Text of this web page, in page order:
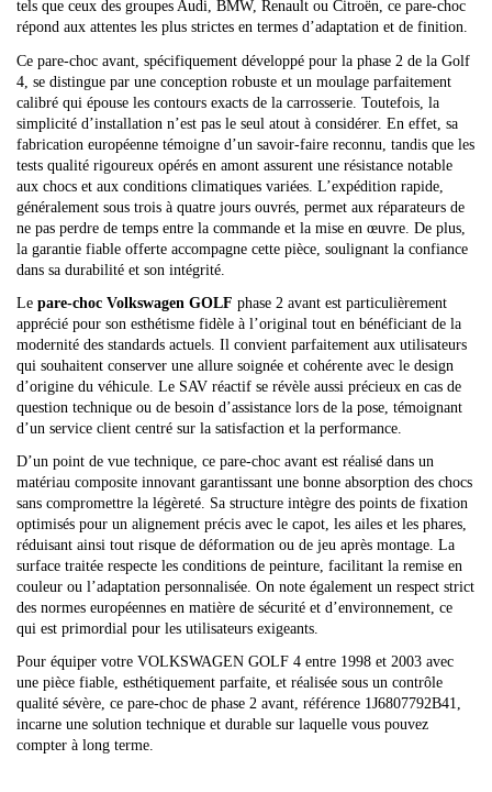
tels que ceux des groupes Audi, BMW, Renault ou Citroën, ce pare-choc
répond aux attentes les plus strictes en termes d’adaptation et de finition.
Ce pare-choc avant, spécifiquement développé pour la phase 2 de la Golf
4, se distingue par une conception robuste et un moulage parfaitement
calibré qui épouse les contours exacts de la carrosserie. Toutefois, la
simplicité d’installation n’est pas le seul atout à considérer. En effet, sa
fabrication européenne témoigne d’un savoir-faire reconnu, tandis que les
tests qualité rigoureux opérés en amont assurent une résistance notable
aux chocs et aux conditions climatiques variées. L’expédition rapide,
généralement sous trois à quatre jours ouvrés, permet aux réparateurs de
ne pas perdre de temps entre la commande et la mise en œuvre. De plus,
la garantie fiable offerte accompagne cette pièce, soulignant la confiance
dans sa durabilité et son intégrité.
Le pare-choc Volkswagen GOLF phase 2 avant est particulièrement
apprécié pour son esthétisme fidèle à l’original tout en bénéficiant de la
modernité des standards actuels. Il convient parfaitement aux utilisateurs
qui souhaitent conserver une allure soignée et cohérente avec le design
d’origine du véhicule. Le SAV réactif se révèle aussi précieux en cas de
question technique ou de besoin d’assistance lors de la pose, témoignant
d’un service client centré sur la satisfaction et la performance.
D’un point de vue technique, ce pare-choc avant est réalisé dans un
matériau composite innovant garantissant une bonne absorption des chocs
sans compromettre la légèreté. Sa structure intègre des points de fixation
optimisés pour un alignement précis avec le capot, les ailes et les phares,
réduisant ainsi tout risque de déformation ou de jeu après montage. La
surface traitée respecte les conditions de peinture, facilitant la remise en
couleur ou l’adaptation personnalisée. On note également un respect strict
des normes européennes en matière de sécurité et d’environnement, ce
qui est primordial pour les utilisateurs exigeants.
Pour équiper votre VOLKSWAGEN GOLF 4 entre 1998 et 2003 avec
une pièce fiable, esthétiquement parfaite, et réalisée sous un contrôle
qualité sévère, ce pare-choc de phase 2 avant, référence 1J6807792B41,
incarne une solution technique et durable sur laquelle vous pouvez
compter à long terme.